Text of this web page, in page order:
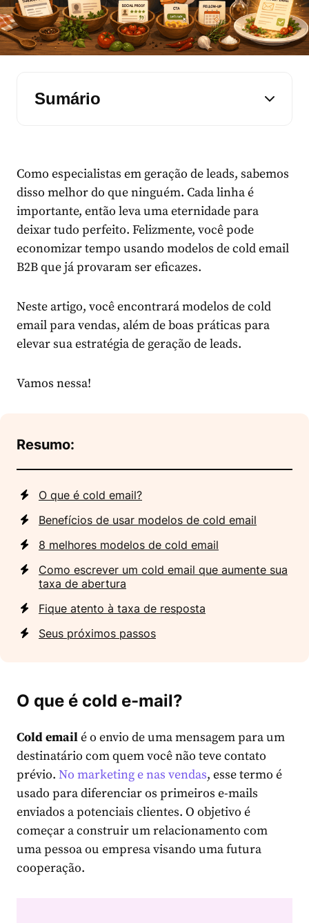
Sumário
Como especialistas em geração de leads, sabemos
disso melhor do que ninguém. Cada linha é
importante, então leva uma eternidade para
deixar tudo perfeito. Felizmente, você pode
economizar tempo usando modelos de cold email
B2B que já provaram ser eficazes.
Neste artigo, você encontrará modelos de cold
email para vendas, além de boas práticas para
elevar sua estratégia de geração de leads.
Vamos nessa!
Resumo:
O que é cold email?
Benefícios de usar modelos de cold email
8 melhores modelos de cold email
Como escrever um cold email que aumente sua
taxa de abertura
Fique atento à taxa de resposta
Seus próximos passos
O que é cold e-mail?
Cold emailé o envio de uma mensagem para um
destinatário com quem você não teve contato
prévio. No marketing e nas vendas, esse termo é
usado para diferenciar os primeiros e-mails
enviados a potenciais clientes. O objetivo é
começar a construir um relacionamento com
uma pessoa ou empresa visando uma futura
cooperação.